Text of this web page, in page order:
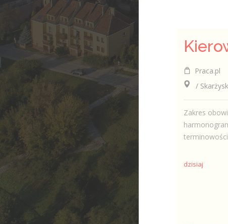
Praca.pl
/
Zakres
dzisiaj